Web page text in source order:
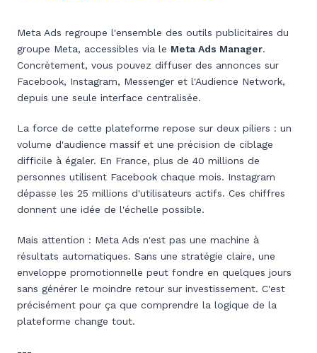
Meta Ads regroupe l'ensemble des outils publicitaires du
groupe Meta, accessibles via le Meta Ads Manager.
Concrètement, vous pouvez diffuser des annonces sur
Facebook, Instagram, Messenger et l'Audience Network,
depuis une seule interface centralisée.
La force de cette plateforme repose sur deux piliers : un
volume d'audience massif et une précision de ciblage
difficile à égaler. En France, plus de 40 millions de
personnes utilisent Facebook chaque mois. Instagram
dépasse les 25 millions d'utilisateurs actifs. Ces chiffres
donnent une idée de l'échelle possible.
Mais attention : Meta Ads n'est pas une machine à
résultats automatiques. Sans une stratégie claire, une
enveloppe promotionnelle peut fondre en quelques jours
sans générer le moindre retour sur investissement. C'est
précisément pour ça que comprendre la logique de la
plateforme change tout.